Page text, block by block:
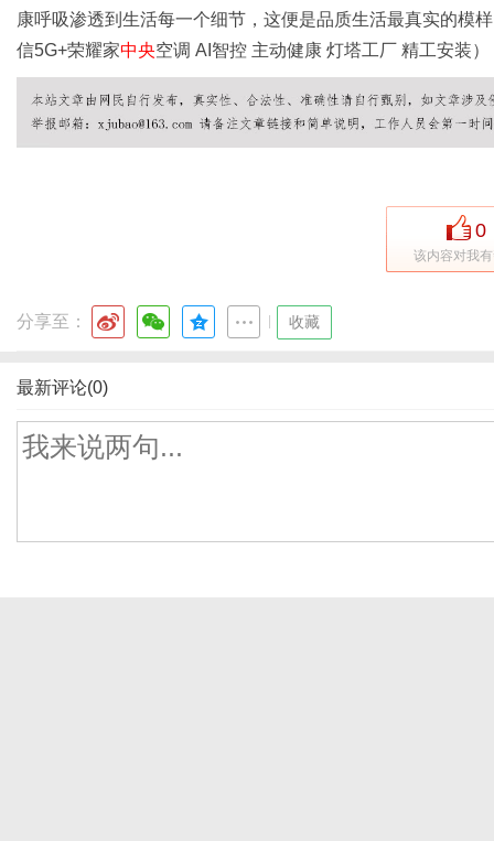
康呼吸渗透到生活每一个细节，这便是品质生活最真实的模
信5G+荣耀家中央空调 AI智控 主动健康 灯塔工厂 精工安装）
0
该内容对我
分享至： 收藏
最新评论(0)